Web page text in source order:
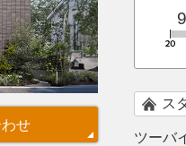
ス
ツーバ